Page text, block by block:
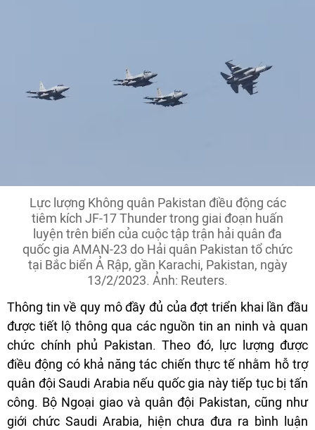
Lực lượng Không quân Pakistan điều động các
tiêm kích JF-17 Thunder trong giai đoạn huấn
luyện trên biển của cuộc tập trận hải quân đa
quốc gia AMAN-23 do Hải quân Pakistan tổ chức
tại Bắc biển Ả Rập, gần Karachi, Pakistan, ngày
13/2/2023. Ảnh: Reuters.
Thông tin về quy mô đầy đủ của đợt triển khai lần đầu
được tiết lộ thông qua các nguồn tin an ninh và quan
chức chính phủ Pakistan. Theo đó, lực lượng được
điều động có khả năng tác chiến thực tế nhằm hỗ trợ
quân đội Saudi Arabia nếu quốc gia này tiếp tục bị tấn
công. Bộ Ngoại giao và quân đội Pakistan, cũng như
giới chức Saudi Arabia, hiện chưa đưa ra bình luận